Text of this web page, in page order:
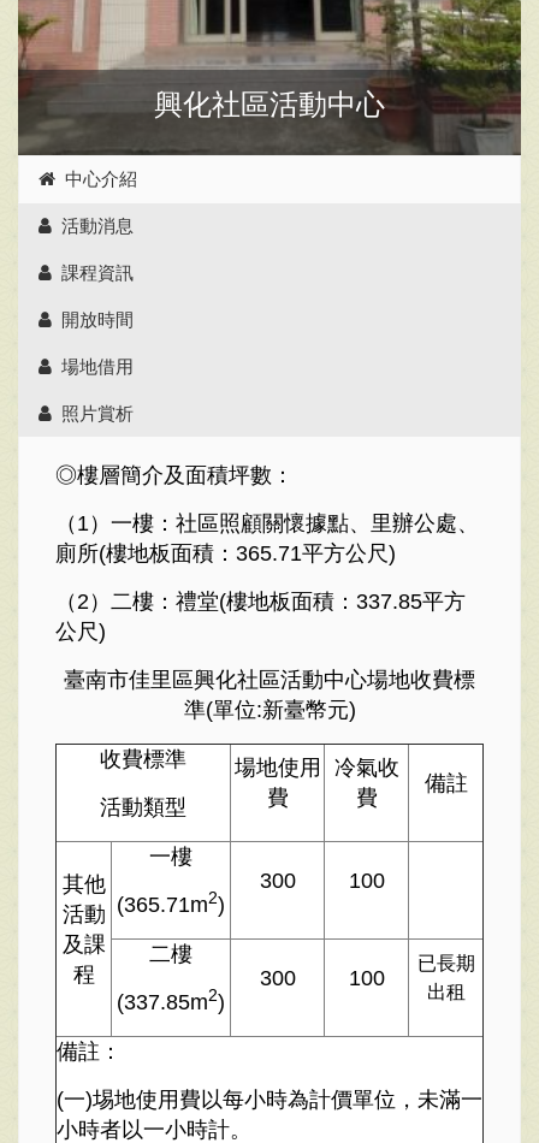
興化社區活動中心
中心介紹
活動消息
課程資訊
開放時間
場地借用
照片賞析
◎樓層簡介及面積坪數：
（1）一樓：社區照顧關懷據點、里辦公處、
廁所(樓地板面積：365.71平方公尺)
（2）二樓：禮堂(樓地板面積：337.85平方
公尺)
臺南市佳里區興化社區活動中心場地收費標
準(單位:新臺幣元)
收費標準
活動類型
場地使用
費
冷氣收
費
備註
其他
活動
及課
程
一樓
(365.71m2)
300 100
二樓
(337.85m2)
300 100
已長期
出租
備註：
(一)埸地使用費以每小時為計價單位，未滿一
小時者以一小時計。